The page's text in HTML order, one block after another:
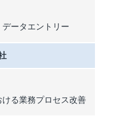
ータエントリー
る業務プロセス改善